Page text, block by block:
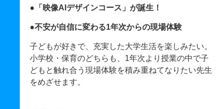
●「映像AIデザインコース」が誕生！
●不安が自信に変わる1年次からの現場体験
子どもが好きで、充実した大学生活を楽しみたい。
小学校・保育のどちらも、1年次より授業の中で子
どもと触れ合う現場体験を積み重ねてなりたい先生
をめざせます。